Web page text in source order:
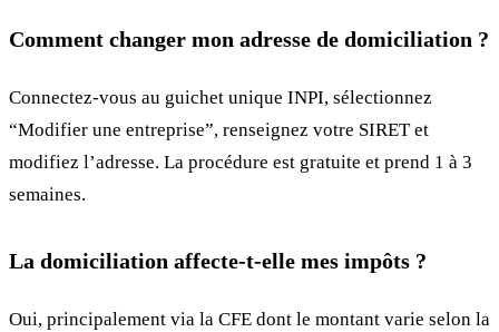
Comment changer mon adresse de domiciliation ?
Connectez-vous au guichet unique INPI, sélectionnez
“Modifier une entreprise”, renseignez votre SIRET et
modifiez l’adresse. La procédure est gratuite et prend 1 à 3
semaines.
La domiciliation affecte-t-elle mes impôts ?
Oui, principalement via la CFE dont le montant varie selon la